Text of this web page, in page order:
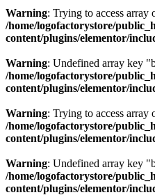
Warning: Trying to access
/home/logofactorystore/
content/plugins/elementor/
Warning: Undefined array key
/home/logofactorystore/
content/plugins/elementor/
Warning: Trying to access
/home/logofactorystore/
content/plugins/elementor/
Warning: Undefined array key
/home/logofactorystore/
content/plugins/elementor/